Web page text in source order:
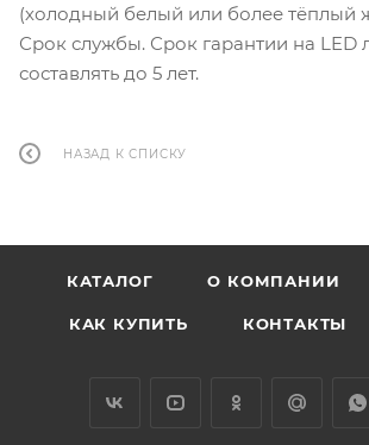
(холодный белый или более тёплый
Срок службы. Срок гарантии на LED
составлять до 5 лет.
НАЗАД К СПИСКУ
КАТАЛОГ О КОМПАНИИ
КАК КУПИТЬ КОНТАКТЫ